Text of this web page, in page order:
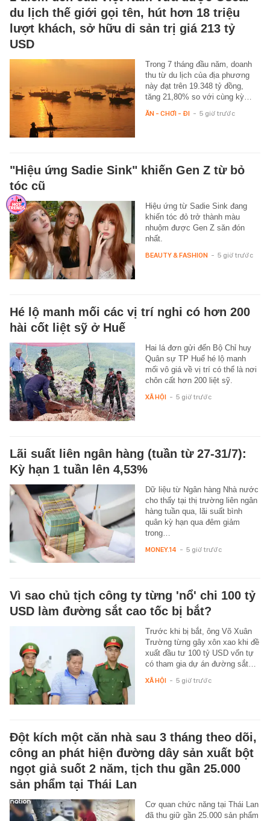
du lịch thế giới gọi tên, hút hơn 18 triệu
lượt khách, sở hữu di sản trị giá 213 tỷ
USD
Trong 7 tháng đầu năm, doanh
thu từ du lịch của địa phương
này đạt trên 19.348 tỷ đồng,
tăng 21,80% so với cùng kỳ…
ĂN - CHƠI - ĐI - 5 giờ trước
"Hiệu ứng Sadie Sink" khiến Gen Z từ bỏ
tóc cũ
Hiệu ứng từ Sadie Sink đang
khiến tóc đỏ trở thành màu
nhuộm được Gen Z săn đón
nhất.
BEAUTY & FASHION - 5 giờ trước
Hé lộ manh mối các vị trí nghi có hơn 200
hài cốt liệt sỹ ở Huế
Hai lá đơn gửi đến Bộ Chỉ huy
Quân sự TP Huế hé lộ manh
mối vô giá về vị trí có thể là nơi
chôn cất hơn 200 liệt sỹ.
XÃ HỘI - 5 giờ trước
Lãi suất liên ngân hàng (tuần từ 27-31/7):
Kỳ hạn 1 tuần lên 4,53%
Dữ liệu từ Ngân hàng Nhà nước
cho thấy tại thị trường liên ngân
hàng tuần qua, lãi suất bình
quân kỳ hạn qua đêm giảm
trong…
MONEY.14 - 5 giờ trước
Vì sao chủ tịch công ty từng 'nổ' chi 100 tỷ
USD làm đường sắt cao tốc bị bắt?
Trước khi bị bắt, ông Võ Xuân
Trường từng gây xôn xao khi đề
xuất đầu tư 100 tỷ USD vốn tự
có tham gia dự án đường sắt…
XÃ HỘI - 5 giờ trước
Đột kích một căn nhà sau 3 tháng theo dõi,
công an phát hiện đường dây sản xuất bột
ngọt giả suốt 2 năm, tịch thu gần 25.000
sản phẩm tại Thái Lan
Cơ quan chức năng tại Thái Lan
đã thu giữ gần 25.000 sản phẩm